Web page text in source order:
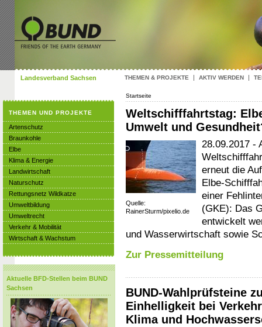
Landesverband Sachsen
Startseite
Weltschifffahrtstag:
Umwelt und
Quelle:
RainerSturm/pixelio.de
28.09.2017 -
erneut die
Elbe-
einer
(GKE): Das
entwickelt
und Wasserwirtschaft sowie
Zur Pressemitteilung
BUND-Wahlprüfsteine
Einhelligkeit bei
Klima und
THEMEN UND PROJEKTE
Artenschutz
Braunkohle
Elbe
Klima & Energie
Landwirtschaft
Naturschutz
Rettungsnetz Wildkatze
Umweltbildung
Umweltrecht
Verkehr & Mobilität
Wirtschaft & Wachstum
Aktuelle BFD-Stellen beim BUND
Sachsen
THEMEN & PROJEKTE AKTIV WERDEN